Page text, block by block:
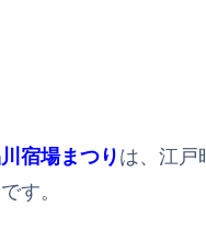
宿場まつり は、江戸
す。